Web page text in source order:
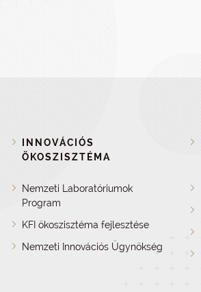
INNOVÁCIÓS
ÖKOSZISZTÉMA
Nemzeti Laboratóriumok
Program
KFI ökoszisztéma fejlesztése
Nemzeti Innovációs Ügynökség